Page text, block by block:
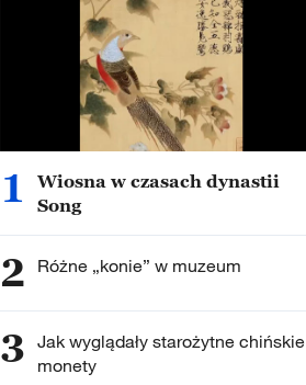
1
Wiosna w czasach dynastii
Song
2 Różne „konie” w muzeum
3 Jak wyglądały starożytne chińskie
monety